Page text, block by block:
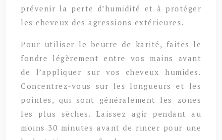
prévenir la perte d’humidité et à protéger
les cheveux des agressions extérieures.
Pour utiliser le beurre de karité, faites-le
fondre légèrement entre vos mains avant
de l’appliquer sur vos cheveux humides.
Concentrez-vous sur les longueurs et les
pointes, qui sont généralement les zones
les plus sèches. Laissez agir pendant au
moins 30 minutes avant de rincer pour une